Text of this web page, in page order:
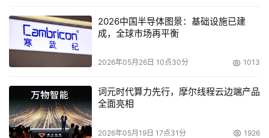
2026中国半导体图景：基础设施已建
成，全球市场再平衡
2026年05月26日 10点30分 1013
词元时代算力先行，摩尔线程云边端产品
全面亮相
2026年05月19日 17点31分 1926